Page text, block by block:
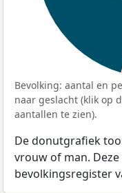
Bevolking: aantal en
naar geslacht (klik op
aantallen te zien).
De donutgrafiek
vrouw of man.
bevolkingsregister